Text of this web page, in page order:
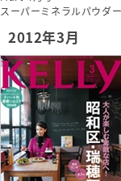
スーパーミネラルパウダ
2012年3月